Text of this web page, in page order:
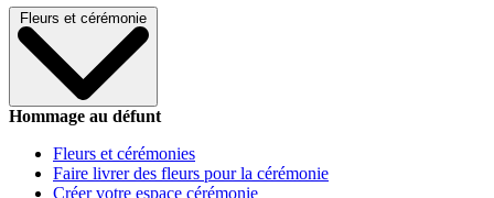
Fleurs et cérémonie
Hommage au défunt
Fleurs et cérémonies
Faire livrer des fleurs pour la cérémonie
Créer votre espace cérémonie